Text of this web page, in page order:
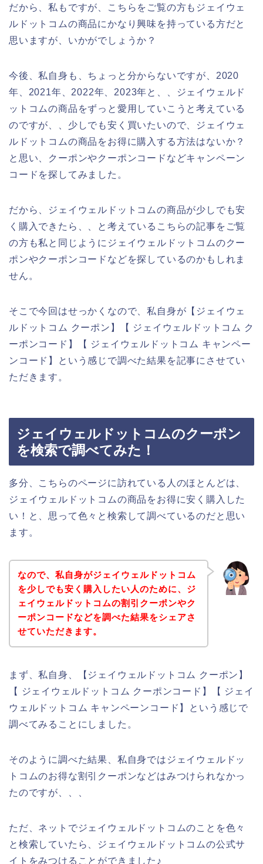
だから、私もですが、こちらをご覧の方もジェイウェ
ルドットコムの商品にかなり興味を持っている方だと
思いますが、いかがでしょうか？
今後、私自身も、ちょっと分からないですが、2020
年、2021年、2022年、2023年と、、ジェイウェルド
ットコムの商品をずっと愛用していこうと考えている
のですが、、少しでも安く買いたいので、ジェイウェ
ルドットコムの商品をお得に購入する方法はないか？
と思い、クーポンやクーポンコードなどキャンペーン
コードを探してみました。
だから、ジェイウェルドットコムの商品が少しでも安
く購入できたら、、と考えているこちらの記事をご覧
の方も私と同じようにジェイウェルドットコムのクー
ポンやクーポンコードなどを探しているのかもしれま
せん。
そこで今回はせっかくなので、私自身が【ジェイウェ
ルドットコム クーポン】【 ジェイウェルドットコム ク
ーポンコード】【 ジェイウェルドットコム キャンペー
ンコード】という感じで調べた結果を記事にさせてい
ただきます。
ジェイウェルドットコムのクーポン
を検索で調べてみた！
多分、こちらのページに訪れている人のほとんどは、
ジェイウェルドットコムの商品をお得に安く購入した
い！と、思って色々と検索して調べているのだと思い
ます。
なので、私自身がジェイウェルドットコム
を少しでも安く購入したい人のために、ジ
ェイウェルドットコムの割引クーポンやク
ーポンコードなどを調べた結果をシェアさ
せていただきます。
まず、私自身、【ジェイウェルドットコム クーポン】
【 ジェイウェルドットコム クーポンコード】【 ジェイ
ウェルドットコム キャンペーンコード】という感じで
調べてみることにしました。
そのように調べた結果、私自身ではジェイウェルドッ
トコムのお得な割引クーポンなどはみつけられなかっ
たのですが、、、
ただ、ネットでジェイウェルドットコムのことを色々
と検索していたら、ジェイウェルドットコムの公式サ
イトをみつけることができました♪